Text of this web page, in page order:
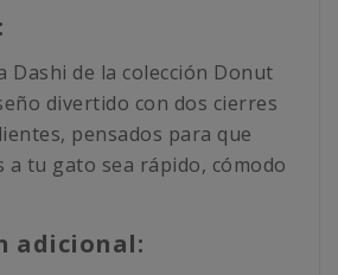
Dashi de la colección Donut
divertido con dos cierres
pensados para que
a tu gato sea rápido, cómodo
adicional: